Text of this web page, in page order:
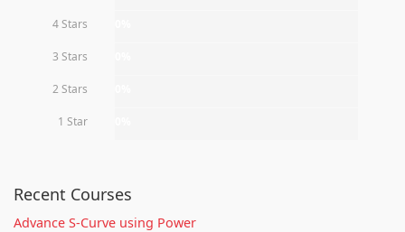
4 Stars
3 Stars
2 Stars
1 Star
Recent Courses
Advance S-Curve using Power